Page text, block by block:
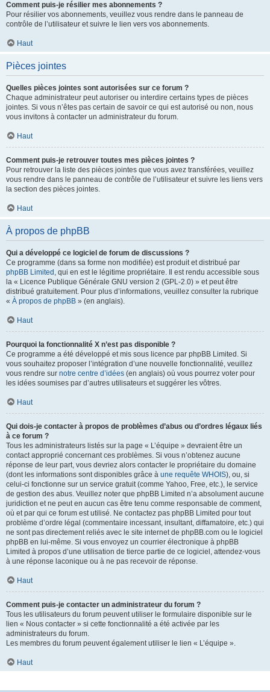
Comment puis-je résilier mes abonnements ?
Pour résilier vos abonnements, veuillez vous rendre dans le panneau de
contrôle de l’utilisateur et suivre le lien vers vos abonnements.
Haut
Pièces jointes
Quelles pièces jointes sont autorisées sur ce forum ?
Chaque administrateur peut autoriser ou interdire certains types de pièces
jointes. Si vous n’êtes pas certain de savoir ce qui est autorisé ou non, nous
vous invitons à contacter un administrateur du forum.
Haut
Comment puis-je retrouver toutes mes pièces jointes ?
Pour retrouver la liste des pièces jointes que vous avez transférées, veuillez
vous rendre dans le panneau de contrôle de l’utilisateur et suivre les liens vers
la section des pièces jointes.
Haut
À propos de phpBB
Qui a développé ce logiciel de forum de discussions ?
Ce programme (dans sa forme non modifiée) est produit et distribué par
phpBB Limited , qui en est le légitime propriétaire. Il est rendu accessible sous
la « Licence Publique Générale GNU version 2 (GPL-2.0) » et peut être
distribué gratuitement. Pour plus d’informations, veuillez consulter la rubrique
« À propos de phpBB » (en anglais).
Haut
Pourquoi la fonctionnalité X n’est pas disponible ?
Ce programme a été développé et mis sous licence par phpBB Limited. Si
vous souhaitez proposer l’intégration d’une nouvelle fonctionnalité, veuillez
vous rendre sur notre centre d’idées (en anglais) où vous pourrez voter pour
les idées soumises par d’autres utilisateurs et suggérer les vôtres.
Haut
Qui dois-je contacter à propos de problèmes d’abus ou d’ordres légaux liés
à ce forum ?
Tous les administrateurs listés sur la page « L’équipe » devraient être un
contact approprié concernant ces problèmes. Si vous n’obtenez aucune
réponse de leur part, vous devriez alors contacter le propriétaire du domaine
(dont les informations sont disponibles grâce à une requête WHOIS), ou, si
celui-ci fonctionne sur un service gratuit (comme Yahoo, Free, etc.), le service
de gestion des abus. Veuillez noter que phpBB Limited n’a absolument aucune
juridiction et ne peut en aucun cas être tenu comme responsable de comment,
où et par qui ce forum est utilisé. Ne contactez pas phpBB Limited pour tout
problème d’ordre légal (commentaire incessant, insultant, diffamatoire, etc.) qui
ne sont pas directement reliés avec le site internet de phpBB.com ou le logiciel
phpBB en lui-même. Si vous envoyez un courrier électronique à phpBB
Limited à propos d’une utilisation de tierce partie de ce logiciel, attendez-vous
à une réponse laconique ou à ne pas recevoir de réponse.
Haut
Comment puis-je contacter un administrateur du forum ?
Tous les utilisateurs du forum peuvent utiliser le formulaire disponible sur le
lien « Nous contacter » si cette fonctionnalité a été activée par les
administrateurs du forum.
Les membres du forum peuvent également utiliser le lien « L’équipe ».
Haut